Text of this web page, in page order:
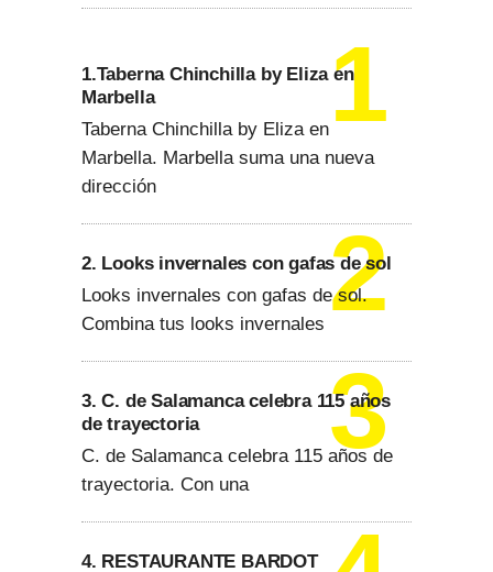
1.Taberna Chinchilla by Eliza en
Marbella
Taberna Chinchilla by Eliza en
Marbella. Marbella suma una nueva
dirección
2. Looks invernales con gafas de sol
Looks invernales con gafas de sol.
Combina tus looks invernales
3. C. de Salamanca celebra 115 años
de trayectoria
C. de Salamanca celebra 115 años de
trayectoria. Con una
4. RESTAURANTE BARDOT